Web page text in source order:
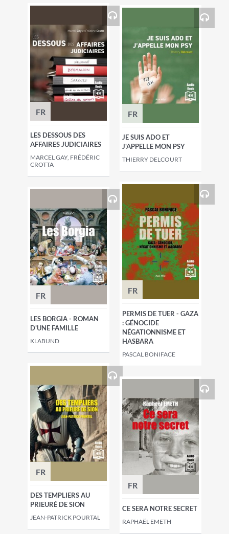
FR
LES DESSOUS DES
AFFAIRES JUDICIAIRES
MARCEL GAY, FRÉDÉRIC
CROTTA
FR
JE SUIS ADO ET
J'APPELLE MON PSY
THIERRY DELCOURT
FR
LES BORGIA - ROMAN
D'UNE FAMILLE
KLABUND
FR
PERMIS DE TUER - GAZA
: GÉNOCIDE
NÉGATIONNISME ET
HASBARA
PASCAL BONIFACE
FR
DES TEMPLIERS AU
PRIEURÉ DE SION
JEAN-PATRICK POURTAL
FR
CE SERA NOTRE SECRET
RAPHAËL EMETH